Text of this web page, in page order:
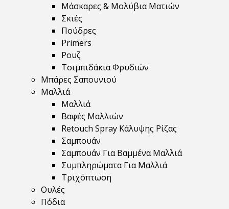
Μάσκαρες & Μολύβια Ματιών
Σκιές
Πούδρες
Primers
Ρουζ
Τσιμπιδάκια Φρυδιών
Μπάρες Σαπουνιού
Μαλλιά
Μαλλιά
Βαφές Μαλλιών
Retouch Spray Κάλυψης Ρίζας
Σαμπουάν
Σαμπουάν Για Βαμμένα Μαλλιά
Συμπληρώματα Για Μαλλιά
Τριχόπτωση
Ουλές
Πόδια